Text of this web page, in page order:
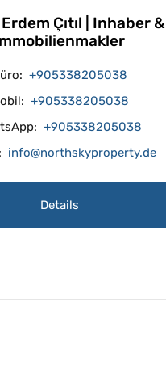
Çıtıl | Inhaber &
+905338205038
+905338205038
+905338205038
info@northskyproperty.de
Details